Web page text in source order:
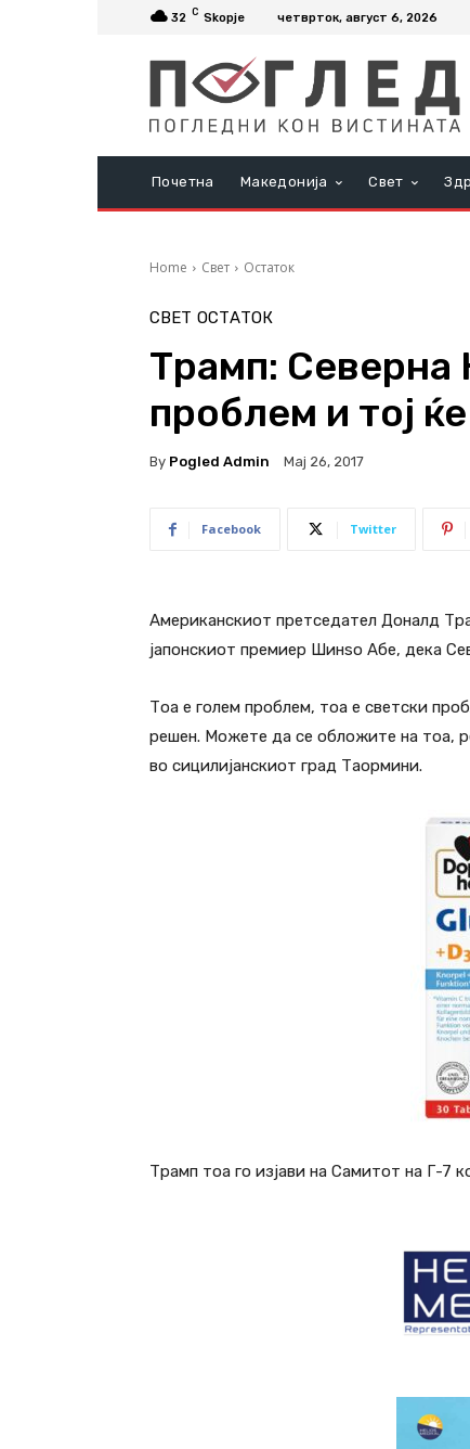
32 C Skopje четврток, август 6, 2026
Почетна Македонија Свет
Home Свет Остаток
СВЕТ ОСТАТОК
Трамп: Северна
проблем и тој
By Pogled Admin Мај 26, 2017
Facebook Twitter
Американскиот претседател Доналд
јапонскиот премиер Шинѕо Абе, дека
Тоа е голем проблем, тоа е светски
решен. Можете да се обложите на тоа,
во сицилијанскиот град Таормини.
Трамп тоа го изјави на Самитот на Г-7